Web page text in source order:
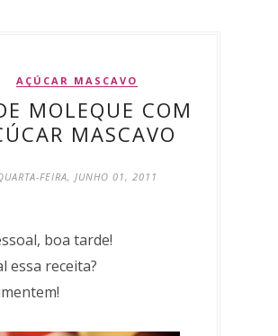
AÇÚCAR MASCAVO
MOLEQUE COM
MASCAVO
FEIRA, JUNHO 01, 2011
boa tarde!
essa receita?